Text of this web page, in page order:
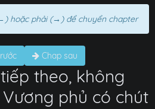
hoặc phải (→) để chuyển chapter
Chap sau
theo, không
phủ có chút